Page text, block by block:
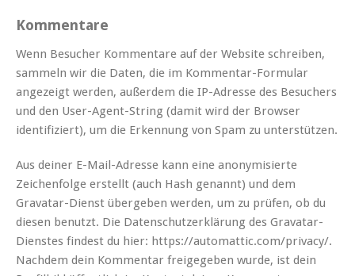
Kommentare
Wenn Besucher Kommentare auf der Website schreiben,
sammeln wir die Daten, die im Kommentar-Formular
angezeigt werden, außerdem die IP-Adresse des Besuchers
und den User-Agent-String (damit wird der Browser
identifiziert), um die Erkennung von Spam zu unterstützen.
Aus deiner E-Mail-Adresse kann eine anonymisierte
Zeichenfolge erstellt (auch Hash genannt) und dem
Gravatar-Dienst übergeben werden, um zu prüfen, ob du
diesen benutzt. Die Datenschutzerklärung des Gravatar-
Dienstes findest du hier: https://automattic.com/privacy/.
Nachdem dein Kommentar freigegeben wurde, ist dein